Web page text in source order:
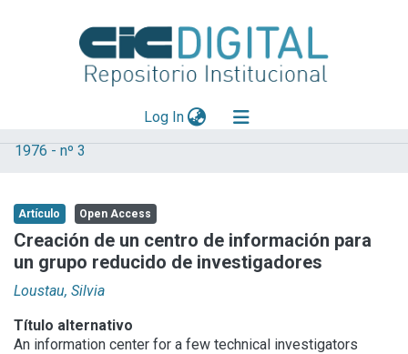
Log In(current)
Explorar
Aportar material
Statistics
1976 - nº 3
Artículo Open Access
Creación de un centro de información para
un grupo reducido de investigadores
Loustau, Silvia
Título alternativo
An information center for a few technical investigators